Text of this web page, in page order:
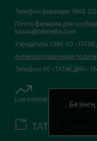
Телефон редакции: (843)
Почта филиала для
kazan@tatmedia.com
Учредитель СМИ: АО
Антикоррупционная
Телефон АО «ТАТМЕДИА»:
Live Internet